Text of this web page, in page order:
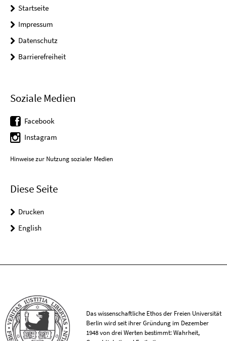
Startseite
Impressum
Datenschutz
Barrierefreiheit
Soziale Medien
Facebook
Instagram
Hinweise zur Nutzung sozialer Medien
Diese Seite
Drucken
English
Das wissenschaftliche Ethos der Freien Universität
Berlin wird seit ihrer Gründung im Dezember
1948 von drei Werten bestimmt: Wahrheit,